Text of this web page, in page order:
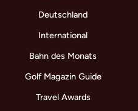
Deutschland
International
Bahn des Monats
Golf Magazin Guide
Travel Awards